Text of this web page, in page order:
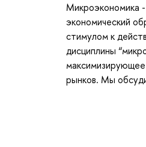
Микроэкономика
экономический
стимулом к
дисциплины
максимизирующее
рынков. Мы